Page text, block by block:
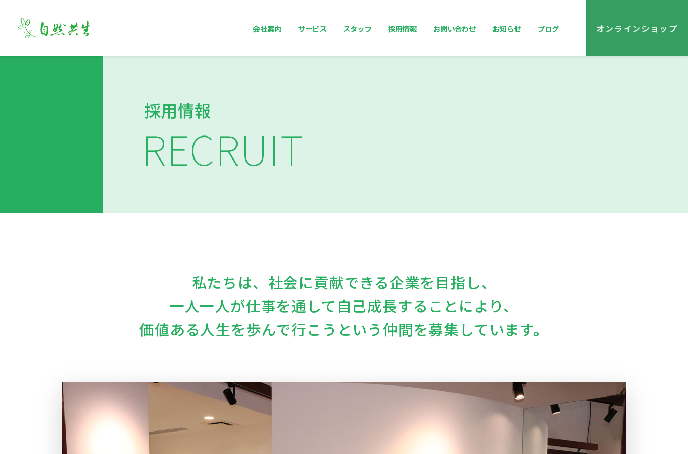
会社案内 サービス スタッフ 採用情報 お問い合わせ お知らせ ブログ オンラインショップ
採用情報
RECRUIT
私たちは、社会に貢献できる企業を目指し、
一人一人が仕事を通して自己成長することにより、
価値ある人生を歩んで行こうという仲間を募集しています。